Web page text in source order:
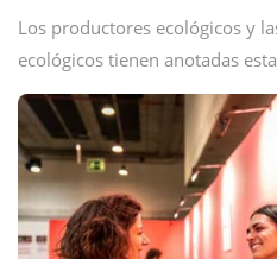
Los productores ecológicos y
ecológicos tienen anotadas